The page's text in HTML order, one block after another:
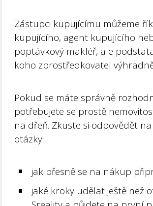
Zástupci kupujícímu můžeme
kupujícího, agent kupujícího
poptávkový makléř, ale
koho zprostředkovatel
Pokud se máte správně
potřebujete se prostě
na dřeň. Zkuste si odpovědět
otázky:
jak přesně se na nákup
jaké kroky udělat ještě než